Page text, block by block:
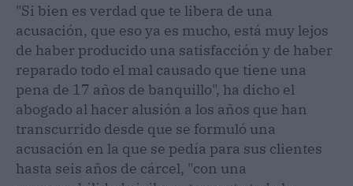
"Si bien es verdad que te libera de una
acusación, que eso ya es mucho, está muy lejos
de haber producido una satisfacción y de haber
reparado todo el mal causado que tiene una
pena de 17 años de banquillo", ha dicho el
abogado al hacer alusión a los años que han
transcurrido desde que se formuló una
acusación en la que se pedía para sus clientes
hasta seis años de cárcel, "con una